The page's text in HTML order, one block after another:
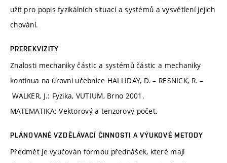
užít pro popis fyzikálních situací a systémů a vysvětlení jejich
chování.
PREREKVIZITY
Znalosti mechaniky částic a systémů částic a mechaniky
kontinua na úrovni učebnice HALLIDAY, D. – RESNICK, R. –
WALKER, J.: Fyzika, VUTIUM, Brno 2001.
MATEMATIKA: Vektorový a tenzorový počet.
PLÁNOVANÉ VZDĚLÁVACÍ ČINNOSTI A VÝUKOVÉ METODY
Předmět je vyučován formou přednášek, které mají